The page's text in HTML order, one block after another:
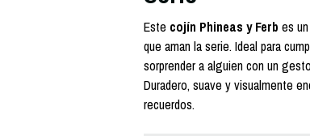
Este cojín Phineas y Ferb es
que aman la serie. Ideal para
sorprender a alguien con un
Duradero, suave y visualmente
recuerdos.